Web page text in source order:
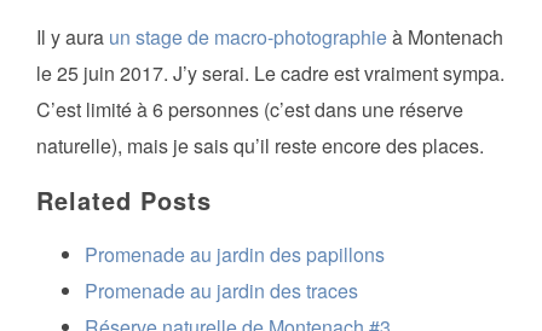
Il y aura un stage de macro-photographieà Montenach
le 25 juin 2017. J’y serai. Le cadre est vraiment sympa.
C’est limité à 6 personnes (c’est dans une réserve
naturelle), mais je sais qu’il reste encore des places.
Related Posts
Promenade au jardin des papillons
Promenade au jardin des traces